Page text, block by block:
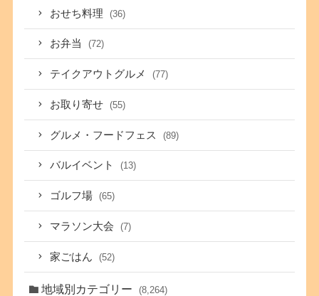
おせち料理 (36)
お弁当 (72)
テイクアウトグルメ (77)
お取り寄せ (55)
グルメ・フードフェス (89)
バルイベント (13)
ゴルフ場 (65)
マラソン大会 (7)
家ごはん (52)
地域別カテゴリー (8,264)